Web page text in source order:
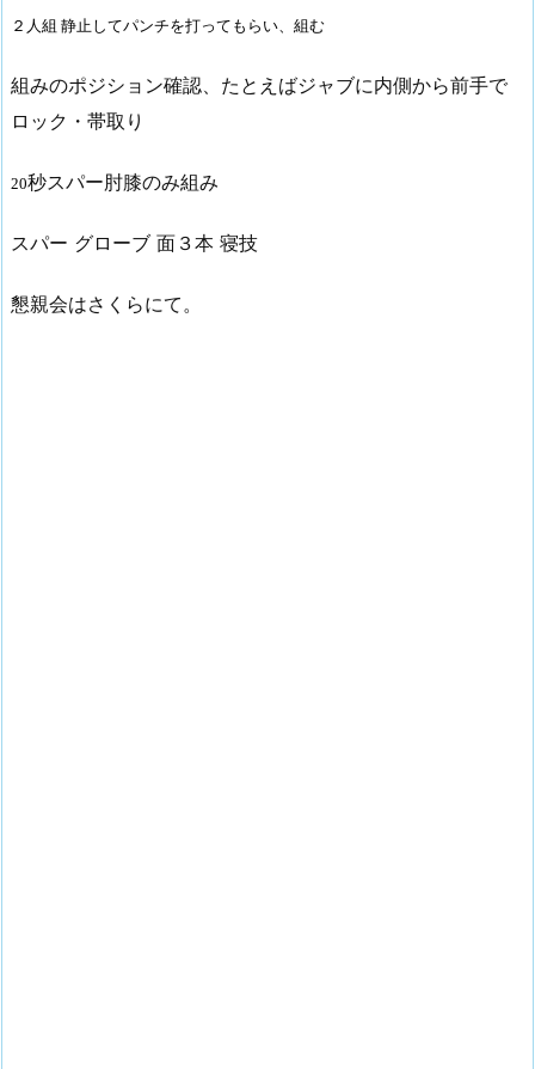
２人組 静止してパンチを打ってもらい、組む
組みのポジション確認、たとえばジャブに内側から前手で
ロック・帯取り
20秒スパー肘膝のみ組み
スパー グローブ 面３本 寝技
懇親会はさくらにて。